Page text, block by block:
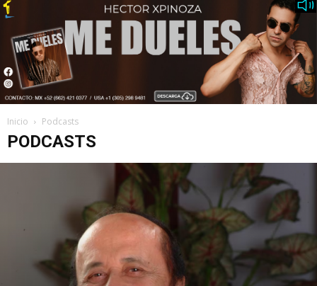
Inicio Podcasts
PODCASTS